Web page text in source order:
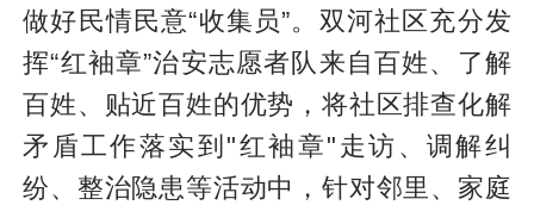
做好民情民意“收集员”。双河社区充分发
挥“红袖章”治安志愿者队来自百姓、了解
百姓、贴近百姓的优势，将社区排查化解
矛盾工作落实到"红袖章"走访、调解纠
纷、整治隐患等活动中，针对邻里、家庭